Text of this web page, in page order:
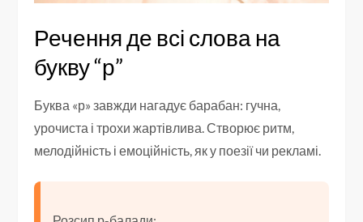
Речення де всі слова на
букву “р”
Буква «р» завжди нагадує барабан: гучна,
урочиста і трохи жартівлива. Створює ритм,
мелодійність і емоційність, як у поезії чи рекламі.